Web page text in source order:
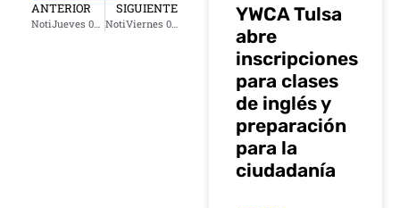
ANTERIOR
NotiJueves 03 de octubre 2024
SIGUIENTE
NotiViernes 04 de octubre 2024
YWCA Tulsa
abre
inscripciones
para clases
de inglés y
preparación
para la
ciudadanía